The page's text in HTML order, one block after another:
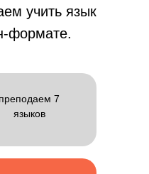
преподаем 7
языков
учить язык
формате.